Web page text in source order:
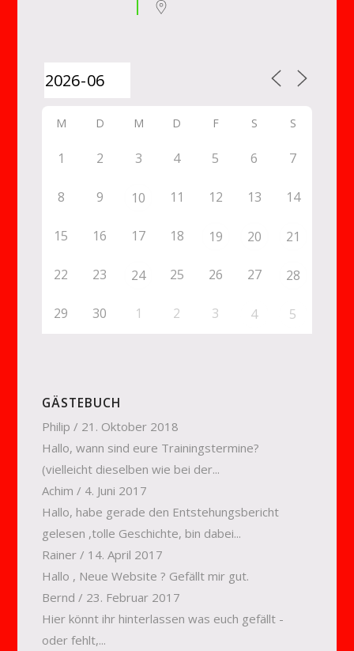
M D M D F S S
1 2 3 4 5 6 7
8 9 10 11 12 13 14
15 16 17 18 19 20 21
22 23 24 25 26 27 28
29 30 1 2 3 4 5
GÄSTEBUCH
Philip / 21. Oktober 2018
Hallo, wann sind eure Trainingstermine?
(vielleicht dieselben wie bei der...
Achim / 4. Juni 2017
Hallo, habe gerade den Entstehungsbericht
gelesen ,tolle Geschichte, bin dabei...
Rainer/ 14. April 2017
Hallo , Neue Website ? Gefällt mir gut.
Bernd / 23. Februar 2017
Hier könnt ihr hinterlassen was euch gefällt -
oder fehlt,...